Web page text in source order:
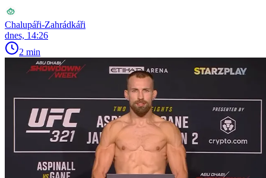
Chalupáři-Zahrádkáři
dnes, 14:26
2 min